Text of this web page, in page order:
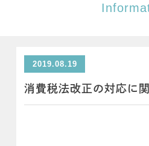
2019.08.19
消費税法改正の対応に